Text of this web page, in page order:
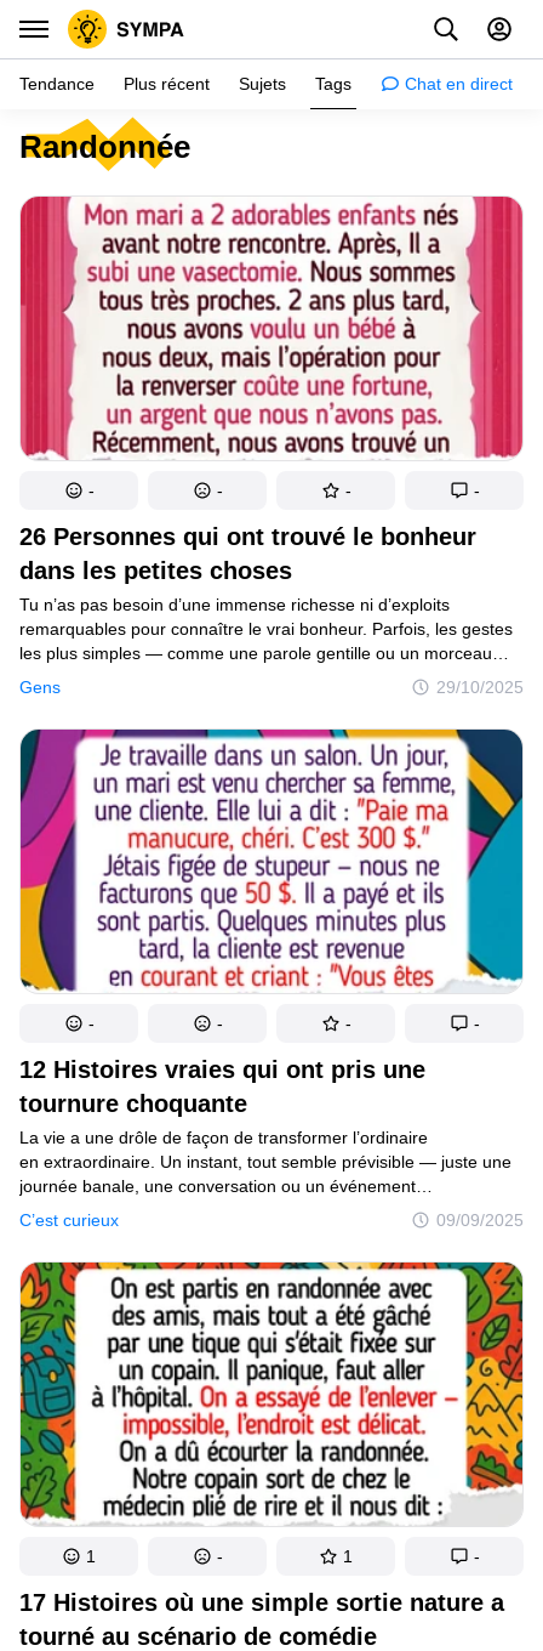
Randonnée
26 Personnes qui ont trouvé le bonheur
dans les petites choses
Gens 29/10/2025
Tu n’as pas besoin d’une immense richesse ni d’exploits
remarquables pour connaître le vrai bonheur. Parfois, les gestes
les plus simples — comme une parole gentille ou un morceau
de chocolat — peuvent éveiller une joie aussi profonde que celle
de remporter un grand championnat. Les histoires suivantes sur
le bonheur prouvent qu’aucun acte, aussi petit soit-il, n’est
insignifiant.
- - - -
12 Histoires vraies qui ont pris une
tournure choquante
C’est curieux 09/09/2025
La vie a une drôle de façon de transformer l’ordinaire
en extraordinaire. Un instant, tout semble prévisible — juste une
journée banale, une conversation ou un événement
quelconque — puis un rebondissement inattendu change tout.
Entre des retrouvailles surprenantes et des secrets longtemps
enfouis qui refont surface, certaines histoires réelles prennent
des tournures si incroyables qu’on dirait qu’elles sortent tout droit
d’un film.
- - - -
17 Histoires où une simple sortie nature a
tourné au scénario de comédie
1 - 1 -
Tendance Plus récent Sujets Tags Chat en direct
Inspiration
Psychologie
Conseils
Filles
Couple
Histoires
Éducation
Maison
Développements
Cuisine
Arts
Bien-être
Admiration
Animaux
Photographie
Célébrités
Endroits
Humour
Auteurs
Règles éditoriales
Contacte la rédaction
Politique de confidentialité
Politique de droit d'auteur
Plan de site